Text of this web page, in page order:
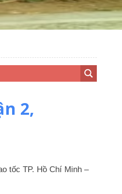
2,
tốc TP. Hồ Chí Minh –